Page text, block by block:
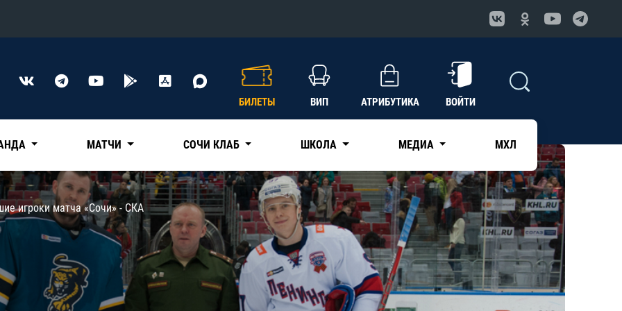
Конференция «Восток»
Нефтехимик
Трактор
Авангард
Адмирал
КХЛ
БИЛЕТЫ ВИП АТРИБУТИКА ВОЙТИ
МАТЧИ СОЧИ КЛАБ ШКОЛА МЕДИА МХЛ
игроки матча «Сочи» - СКА